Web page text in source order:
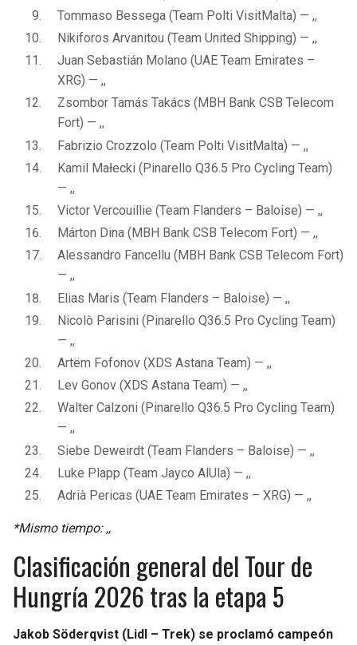
Tommaso Bessega (Team Polti VisitMalta) — ,,
Nikiforos Arvanitou (Team United Shipping) — ,,
Juan Sebastián Molano (UAE Team Emirates –
XRG) — ,,
Zsombor Tamás Takács (MBH Bank CSB Telecom
Fort) — ,,
Fabrizio Crozzolo (Team Polti VisitMalta) — ,,
Kamil Małecki (Pinarello Q36.5 Pro Cycling Team)
— ,,
Victor Vercouillie (Team Flanders – Baloise) — ,,
Márton Dina (MBH Bank CSB Telecom Fort) — ,,
Alessandro Fancellu (MBH Bank CSB Telecom Fort)
— ,,
Elias Maris (Team Flanders – Baloise) — ,,
Nicolò Parisini (Pinarello Q36.5 Pro Cycling Team)
— ,,
Artëm Fofonov (XDS Astana Team) — ,,
Lev Gonov (XDS Astana Team) — ,,
Walter Calzoni (Pinarello Q36.5 Pro Cycling Team)
— ,,
Siebe Deweirdt (Team Flanders – Baloise) — ,,
Luke Plapp (Team Jayco AlUla) — ,,
Adrià Pericas (UAE Team Emirates – XRG) — ,,
*Mismo tiempo: ,,
Clasificación general del Tour de
Hungría 2026 tras la etapa 5
Jakob Söderqvist (Lidl – Trek) se proclamó campeón